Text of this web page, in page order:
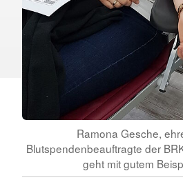
Ramona Gesche,
Blutspendenbeauftragte der
geht mit gutem